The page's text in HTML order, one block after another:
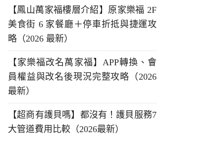
【鳳山萬家福樓層介紹】原家樂福 2F
美食街 6 家餐廳＋停車折抵與捷運攻
略（2026 最新）
【家樂福改名萬家福】APP轉換、會
員權益與改名後現況完整攻略（2026
最新）
【超商有護貝嗎】都沒有！護貝服務7
大管道費用比較（2026最新）